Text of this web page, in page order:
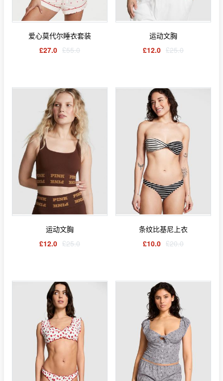
爱心莫代尔睡衣套装
£27.0 £55.0
运动文胸
£12.0 £25.0
运动文胸
£12.0 £25.0
条纹比基尼上衣
£10.0 £20.0